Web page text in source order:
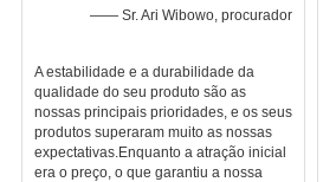
—— Sr. Ari Wibowo, procurador
A estabilidade e a durabilidade da
qualidade do seu produto são as
nossas principais prioridades, e os seus
produtos superaram muito as nossas
expectativas.Enquanto a atração inicial
era o preço, o que garantiu a nossa